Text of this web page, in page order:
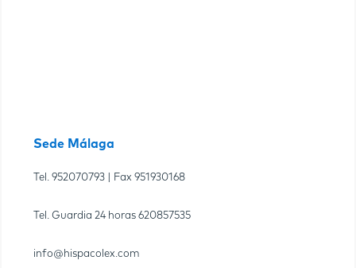
Sede Málaga
Tel. 952070793 | Fax 951930168
Tel. Guardia 24 horas 620857535
info@hispacolex.com